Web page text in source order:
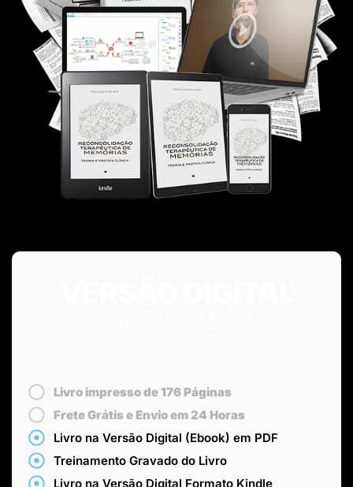
Livro impresso de 176 Páginas
Frete Grátis e Envio em 24 Horas
Livro na Versão Digital (Ebook) em PDF
Treinamento Gravado do Livro
Livro na Versão Digital Formato Kindle